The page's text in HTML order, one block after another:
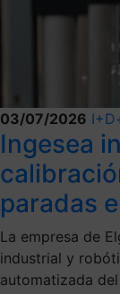
03/07/2026
Ingesea
paradas
La empresa de
industrial y
automatizada